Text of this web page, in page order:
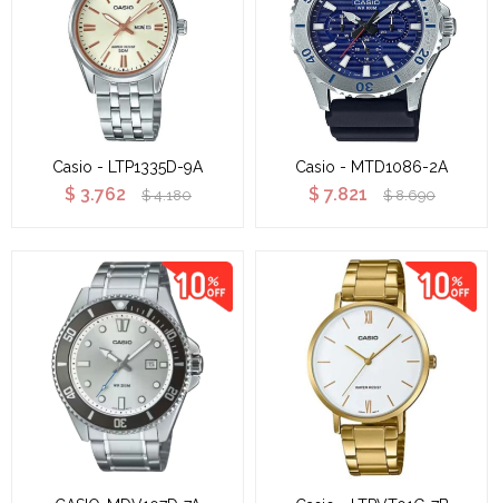
Casio - LTP1335D-9A
$ 3.762 $ 4.180
Casio - MTD1086-2A
$ 7.821 $ 8.690